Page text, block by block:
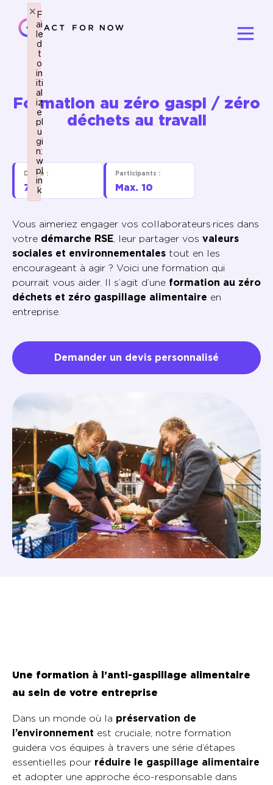
Formation au zéro gaspi / zéro
déchets au travail
Durée :
7h
Participants :
Max. 10
Vous aimeriez engager vos collaborateurs·rices dans
votre démarche RSE, leur partager vos valeurs
sociales et environnementales tout en les
encourageant à agir ? Voici une formation qui
pourrait vous aider. Il s’agit d’une formation au zéro
déchets et zéro gaspillage alimentaire en
entreprise.
Demander un devis personnalisé
Une formation à l’anti-gaspillage alimentaire
au sein de votre entreprise
Dans un monde où la préservation de
l’environnement est cruciale, notre formation
guidera vos équipes à travers une série d’étapes
essentielles pour réduire le gaspillage alimentaire
et adopter une approche éco-responsable dans
F
ai
le
d
t
o
in
iti
al
iz
e
pl
u
gi
n:
w
pl
in
k
×
Failed to initialize plugin: wplink
F
ai
le
d
t
o
in
iti
al
iz
e
pl
u
gi
n:
w
pl
in
k
×
Failed to initialize plugin: wplink